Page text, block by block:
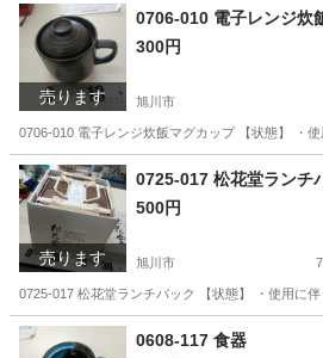
売ります
0706-010 電子レンジ炊
300円
旭川市
0706-010 電子レンジ炊飯マグカップ 【状態】 ・
北海道 旭川市 現地
売ります
0725-017 松花堂ランチ
500円
旭川市
0725-017 松花堂ランチバック 【状態】 ・使用に
北海道 旭川市 0608-117 食器